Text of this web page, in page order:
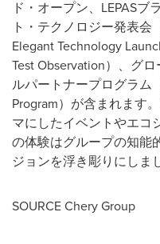
ド・オープン、 LEPASブ
ト・テクノロジー発表会
Elegant Technology
Test Observation）、グ
ルパートナープログラム
Program）が含まれます。
マにしたイベントやエコ
の体験はグループの知能
ジョンを浮き彫りにしま
SOURCE Chery Group